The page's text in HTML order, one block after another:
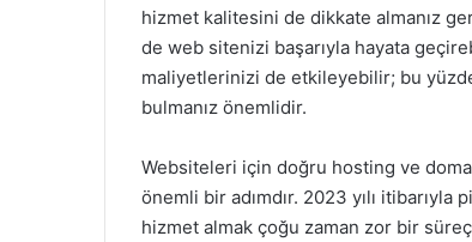
hizmet kalitesini de dikkate almanız
de web sitenizi başarıyla hayata
maliyetlerinizi de etkileyebilir; bu
bulmanız önemlidir.
Websiteleri için doğru hosting ve
önemli bir adımdır. 2023 yılı
hizmet almak çoğu zaman zor bir